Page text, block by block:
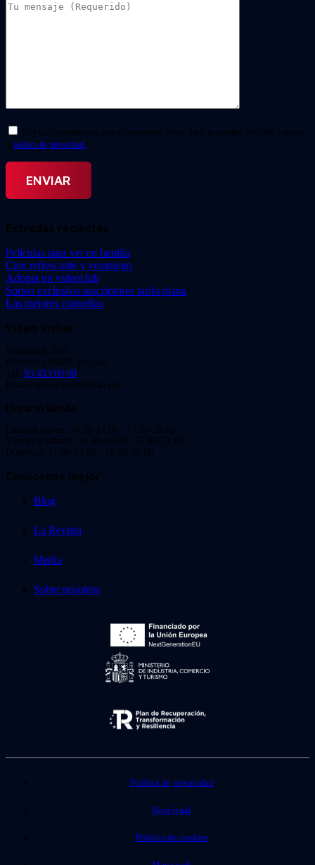
Doy mi consentimiento para el tratamiento de mis datos personales. He leído y acepto
la política de privacidad. *
Entradas recientes
Películas para ver en familia
Cine refrescante y veraniego
Adopta un videoclub
Sorteo exclusivo suscriptores tarifa plana
Las mejores comedias
Video Instan
Viladomat, 239
Barcelona 08029. España.
Tel: 93 453 00 00
Email: info@videoinstan.net
Horario tienda
Lunes a jueves: 10:30-14:00 / 17:00-20:00
Viernes y sábado: 10:30-14:00 / 17:00-21:00
Domingo: 11:00-15:00 / 16:00-20:00
Conócenos mejor
Blog
La Revista
Media
Sobre nosotros
Política de privacidad
Nota legal
Política de cookies